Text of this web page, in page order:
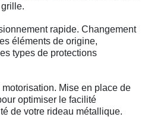
rapide. Changement
éléments de origine,
types de protections
Mise en place de
optimiser le facilité
de votre rideau métallique.